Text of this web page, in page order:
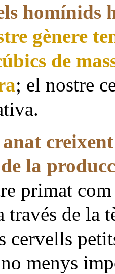
homínids
gènere
de
; el nostre
la
primat
través de la
cervells
menys